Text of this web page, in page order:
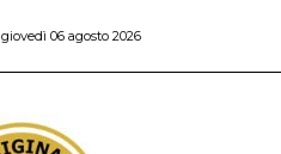
giovedì 06 agosto 2026